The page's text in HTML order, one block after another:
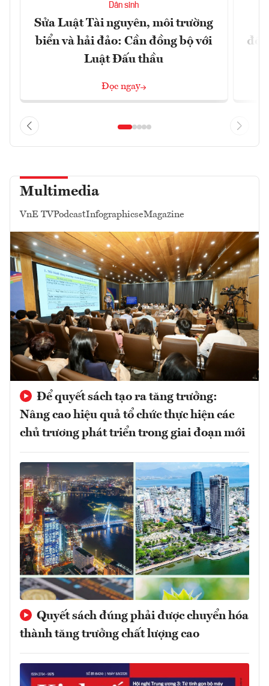
Dân sinh
Sửa Luật Tài nguyên, môi trường
biển và hải đảo: Cần đồng bộ với
Luật Đấu thầu
Đọc ngay
Multimedia
VnE TVPodcastInfographicseMagazine
Để quyết sách tạo ra tăng trưởng:
Nâng cao hiệu quả tổ chức thực hiện các
chủ trương phát triển trong giai đoạn mới
Quyết sách đúng phải được chuyển hóa
thành tăng trưởng chất lượng cao